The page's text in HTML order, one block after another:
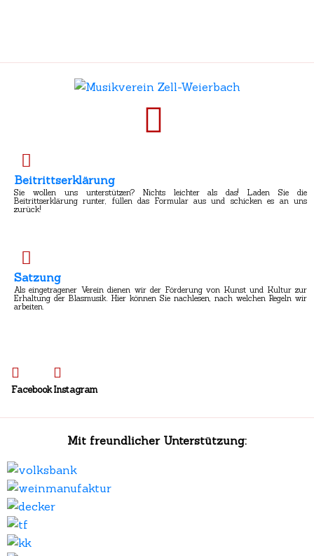
Beitrittserklärung
Sie wollen uns unterstützen? Nichts leichter als das! Laden Sie die
Beitrittserklärung runter, füllen das Formular aus und schicken es an uns
zurück!
Satzung
Als eingetragener Verein dienen wir der Förderung von Kunst und Kultur zur
Erhaltung der Blasmusik. Hier können Sie nachlesen, nach welchen Regeln wir
arbeiten.
FacebookInstagram
Mit freundlicher Unterstützung: